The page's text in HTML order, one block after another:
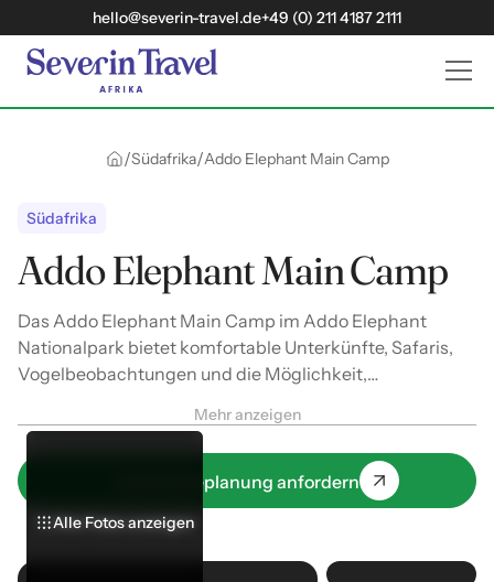
hello@severin-travel.de+49 (0) 211 4187 2111
/Südafrika/Addo Elephant Main Camp
Südafrika
Addo Elephant Main Camp
Das Addo Elephant Main Camp im Addo Elephant
Nationalpark bietet komfortable Unterkünfte, Safaris,
Vogelbeobachtungen und die Möglichkeit,
erleben.
Mehr anzeigen
Jetzt Reiseplanung anfordern
Alle Fotos anzeigen
Alle Fotos anzeigen
Alle Fotos anzeigen